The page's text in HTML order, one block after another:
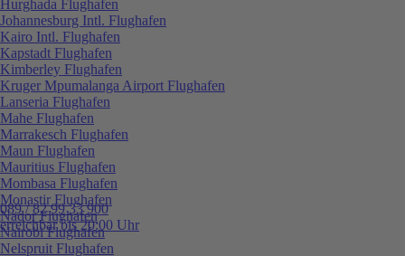
089 / 82 99 33 900
erreichbar bis 20:00 Uhr
Hurghada Flughafen
Johannesburg Intl. Flughafen
Kairo Intl. Flughafen
Kapstadt Flughafen
Kimberley Flughafen
Kruger Mpumalanga Airport Flughafen
Lanseria Flughafen
Mahe Flughafen
Marrakesch Flughafen
Maun Flughafen
Mauritius Flughafen
Mombasa Flughafen
Monastir Flughafen
Nador Flughafen
Nairobi Flughafen
Nelspruit Flughafen